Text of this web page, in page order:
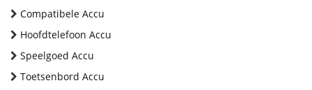
Compatibele Accu
Hoofdtelefoon Accu
Speelgoed Accu
Toetsenbord Accu